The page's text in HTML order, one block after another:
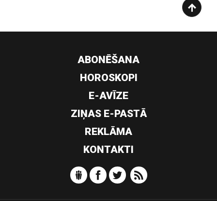
ABONĒŠANA
HOROSKOPI
E-AVĪZE
ZIŅAS E-PASTĀ
REKLĀMA
KONTAKTI